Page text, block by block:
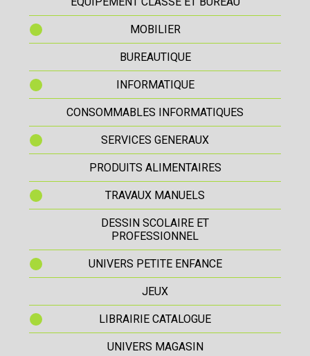
MOBILIER
BUREAUTIQUE
INFORMATIQUE
CONSOMMABLES INFORMATIQUES
SERVICES GENERAUX
PRODUITS ALIMENTAIRES
TRAVAUX MANUELS
DESSIN SCOLAIRE ET
PROFESSIONNEL
UNIVERS PETITE ENFANCE
JEUX
LIBRAIRIE CATALOGUE
UNIVERS MAGASIN